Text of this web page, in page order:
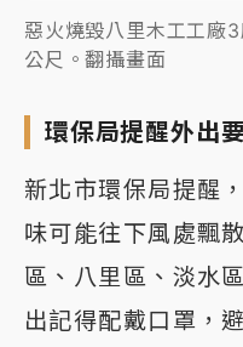
惡火燒毀八里木工工廠
公尺。翻攝畫面
環保局提醒外出
新北市環保局提醒
味可能往下風處飄
區、八里區、淡水
出記得配戴口罩，